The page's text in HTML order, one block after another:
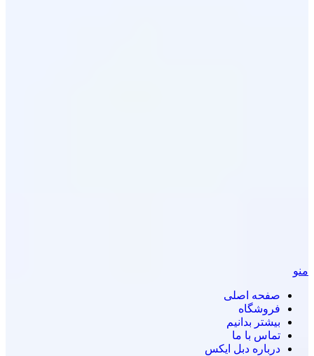
منو
صفحه اصلی
فروشگاه
بیشتر بدانیم
تماس با ما
درباره دبل ایکس